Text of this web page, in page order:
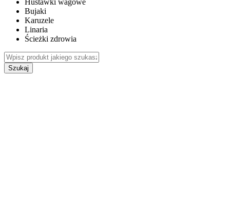
Huśtawki wagowe
Bujaki
Karuzele
Linaria
Ścieżki zdrowia
Szukaj